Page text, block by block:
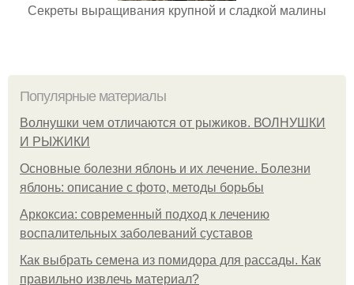
Секреты выращивания крупной и сладкой малины
Популярные материалы
Волнушки чем отличаются от рыжиков. ВОЛНУШКИ
И РЫЖИКИ
Основные болезни яблонь и их лечение. Болезни
яблонь: описание с фото, методы борьбы
Аркоксиа: современный подход к лечению
воспалительных заболеваний суставов
Как выбрать семена из помидора для рассады. Как
правильно извлечь материал?